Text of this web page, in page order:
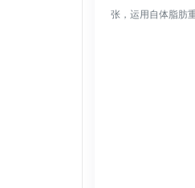
张，运用自体脂肪